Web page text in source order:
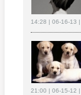
14:28 | 06-16-13 |
21:00 | 06-15-12 |